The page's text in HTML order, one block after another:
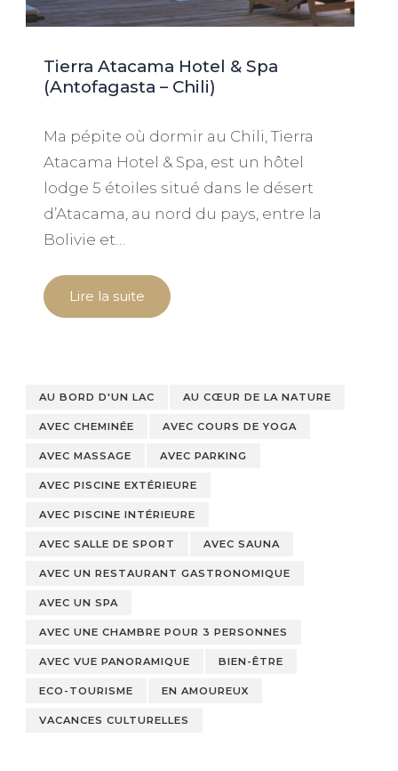
Tierra Atacama Hotel & Spa
(Antofagasta – Chili)
Ma pépite où dormir au Chili, Tierra
Atacama Hotel & Spa, est un hôtel
lodge 5 étoiles situé dans le désert
d’Atacama, au nord du pays, entre la
Bolivie et…
Lire la suite
AU BORD D'UN LAC AU CŒUR DE LA NATURE
AVEC CHEMINÉE AVEC COURS DE YOGA
AVEC MASSAGE AVEC PARKING
AVEC PISCINE EXTÉRIEURE
AVEC PISCINE INTÉRIEURE
AVEC SALLE DE SPORT AVEC SAUNA
AVEC UN RESTAURANT GASTRONOMIQUE
AVEC UN SPA
AVEC UNE CHAMBRE POUR 3 PERSONNES
AVEC VUE PANORAMIQUE BIEN-ÊTRE
ECO-TOURISME EN AMOUREUX
VACANCES CULTURELLES